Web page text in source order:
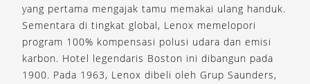
yang pertama mengajak tamu memakai ulang handuk.
Sementara di tingkat global, Lenox memelopori
program 100% kompensasi polusi udara dan emisi
karbon. Hotel legendaris Boston ini dibangun pada
1900. Pada 1963, Lenox dibeli oleh Grup Saunders,